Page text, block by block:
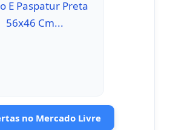
no Mercado Livre